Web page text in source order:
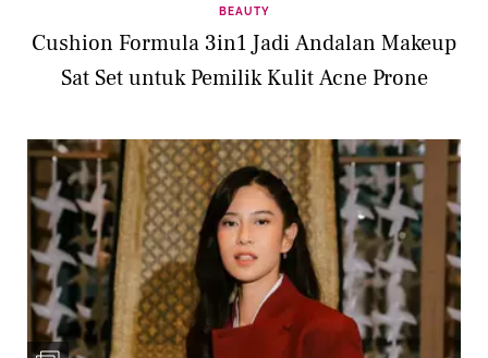
BEAUTY
Cushion Formula 3in1 Jadi Andalan Makeup
Sat Set untuk Pemilik Kulit Acne Prone